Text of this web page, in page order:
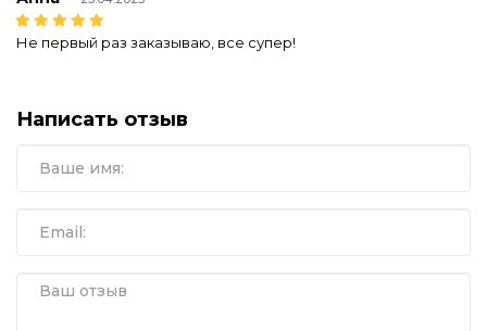
Не первый раз заказываю, все супер!
Написать отзыв